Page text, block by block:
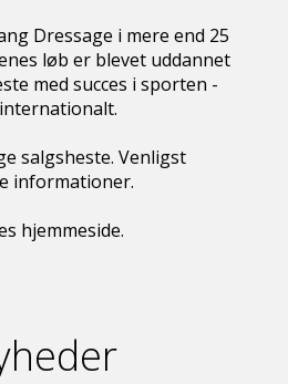
Dressage i mere end 25
løb er blevet uddannet
med succes i sporten -
salgsheste. Venligst
informationer.
hjemmeside.